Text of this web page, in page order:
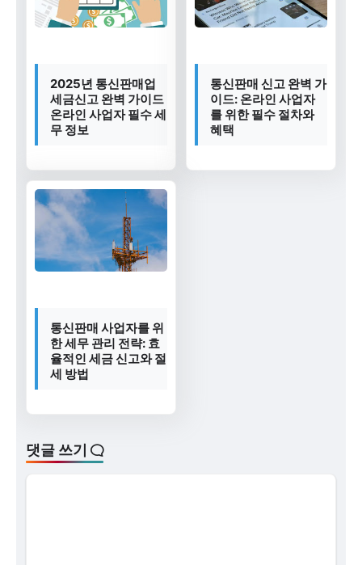
2025년 통신판매업
세금신고 완벽 가이드
온라인 사업자 필수 세
무 정보
통신판매 신고 완벽 가
이드: 온라인 사업자
를 위한 필수 절차와
혜택
통신판매 사업자를 위
한 세무 관리 전략: 효
율적인 세금 신고와 절
세 방법
댓글 쓰기